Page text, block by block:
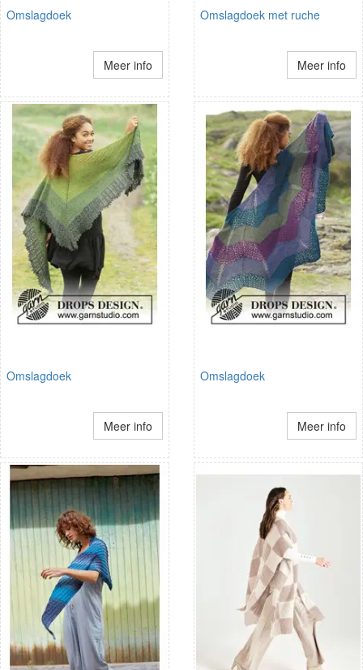
Omslagdoek
Meer info
Omslagdoek met ruche
Meer info
Omslagdoek
Meer info
Omslagdoek
Meer info